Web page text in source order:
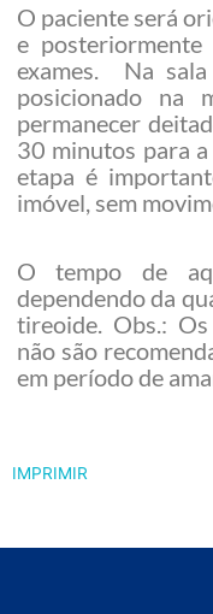
O paciente será
e posteriormente
exames. Na
posicionado na
permanecer
30 minutos para a
etapa é
imóvel, sem
O tempo de
dependendo da
tireoide. Obs.:
não são
em período de
IMPRIMIR